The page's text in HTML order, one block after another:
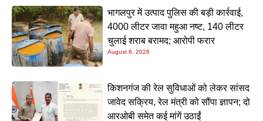
भागलपुर में उत्पाद पुलिस की बड़ी कार्रवाई,
4000 लीटर जावा महुआ नष्ट, 140 लीटर
चुलाई शराब बरामद; आरोपी फरार
August 6, 2026
किशनगंज की रेल सुविधाओं को लेकर सांसद
जावेद सक्रिय, रेल मंत्री को सौंपा ज्ञापन; दो
आरओबी समेत कई मांगें उठाईं